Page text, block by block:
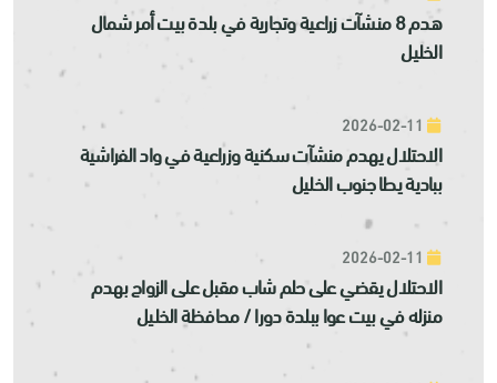
هدم 8 منشآت زراعية وتجارية في بلدة بيت أمر شمال
الخليل
الاحتلال يهدم منشآت سكنية وزراعية في واد الفراشية
ببادية يطا جنوب الخليل
الاحتلال يقضي على حلم شاب مقبل على الزواج بهدم
منزله في بيت عوا ببلدة دورا / محافظة الخليل